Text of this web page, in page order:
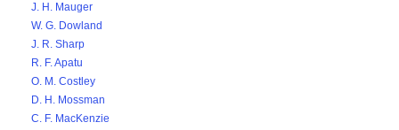
J. H. Mauger
W. G. Dowland
J. R. Sharp
R. F. Apatu
O. M. Costley
D. H. Mossman
C. F. MacKenzie